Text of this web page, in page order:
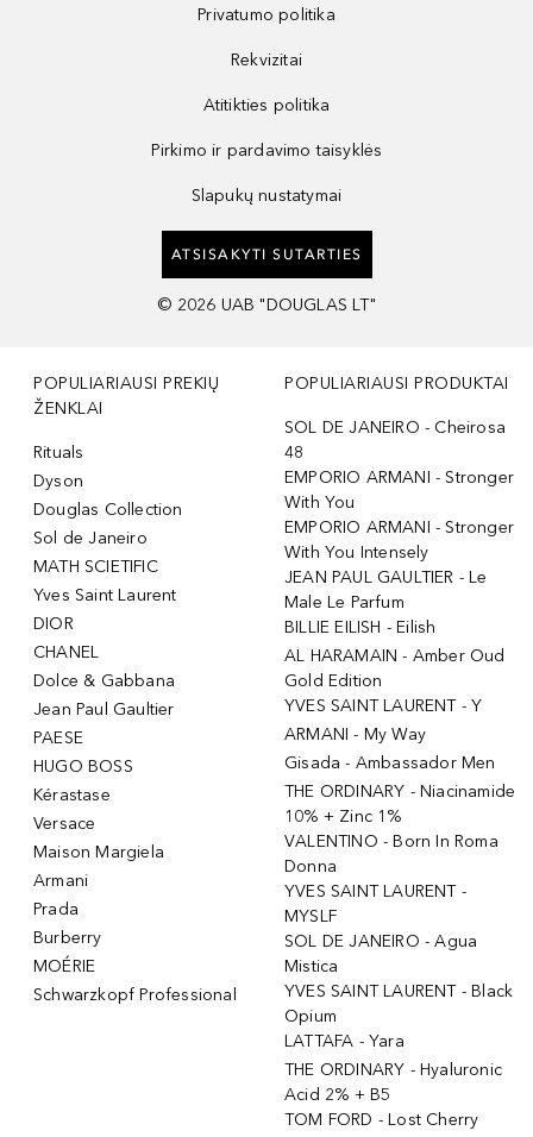
Privatumo politika
Rekvizitai
Atitikties politika
Pirkimo ir pardavimo taisyklės
Slapukų nustatymai
ATSISAKYTI SUTARTIES
© 2026 UAB "DOUGLAS LT"
POPULIARIAUSI PREKIŲ
ŽENKLAI
Rituals
Dyson
Douglas Collection
Sol de Janeiro
MATH SCIETIFIC
Yves Saint Laurent
DIOR
CHANEL
Dolce & Gabbana
Jean Paul Gaultier
PAESE
HUGO BOSS
Kérastase
Versace
Maison Margiela
Armani
Prada
Burberry
MOÉRIE
Schwarzkopf Professional
POPULIARIAUSI PRODUKTAI
SOL DE JANEIRO - Cheirosa
48
EMPORIO ARMANI - Stronger
With You
EMPORIO ARMANI - Stronger
With You Intensely
JEAN PAUL GAULTIER - Le
Male Le Parfum
BILLIE EILISH - Eilish
AL HARAMAIN - Amber Oud
Gold Edition
YVES SAINT LAURENT - Y
ARMANI - My Way
Gisada - Ambassador Men
THE ORDINARY - Niacinamide
10% + Zinc 1%
VALENTINO - Born In Roma
Donna
YVES SAINT LAURENT -
MYSLF
SOL DE JANEIRO - Agua
Mistica
YVES SAINT LAURENT - Black
Opium
LATTAFA - Yara
THE ORDINARY - Hyaluronic
Acid 2% + B5
TOM FORD - Lost Cherry